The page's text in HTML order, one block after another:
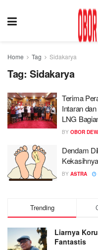
Home Tag Sidakarya
Tag: Sidakarya
Terima
Intaran
LNG
BY OBOR
Dendam
BY ASTRA
Trending
Liarnya
Fantastis